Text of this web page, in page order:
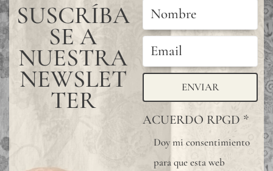
SUSCRÍBA
SE A
NUESTRA
NEWSLET
TER ENVIAR
ACUERDO RPGD *
Doy mi consentimiento
para que esta web